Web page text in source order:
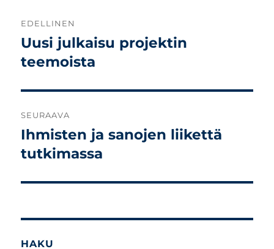
selaus
EDELLINEN
Edellinen
artikkeli:
Uusi julkaisu projektin
teemoista
SEURAAVA
Seuraava
artikkeli:
Ihmisten ja sanojen liikettä
tutkimassa
HAKU